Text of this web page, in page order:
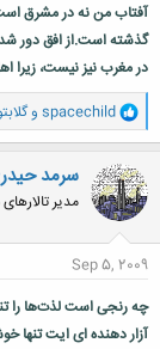
آفتاب من نه در مشرق
گذشته است.از افق دور
در مغرب نیز نیست،
و
ا
ک
ن
ش
ه
ا
spacechild و
سرمد
مدیر
Sep 5, 2009
چه رنجی است لذت‌ها را
آزار دهنده ای ایت